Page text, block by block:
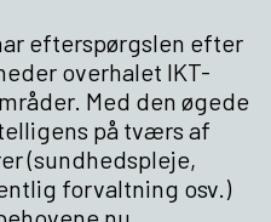
efterspørgslen efter
overhalet IKT-
Med den øgede
på tværs af
(sundhedspleje,
forvaltning osv.)